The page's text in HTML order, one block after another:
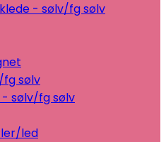
- sølv/fg sølv
fg sølv
- sølv/fg sølv
led